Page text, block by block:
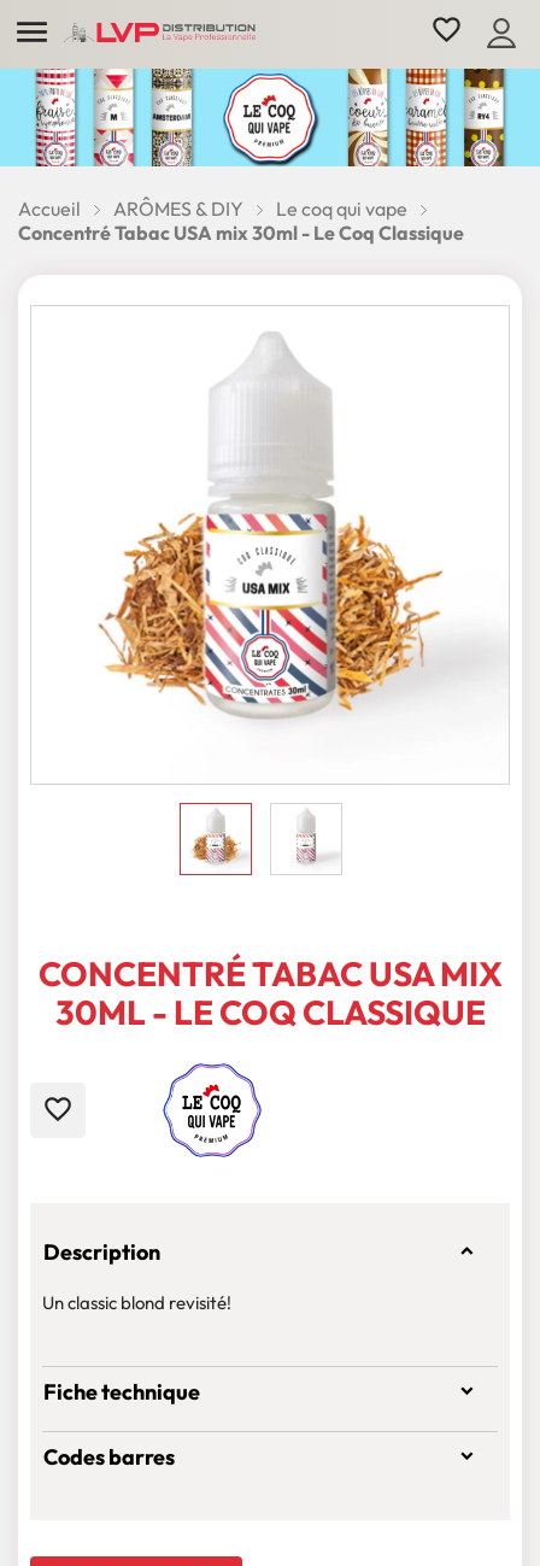
 favorite_border
Accueil ARÔMES & DIY
Le coq qui vape
Concentré Tabac USA mix 30ml - Le Coq Classique
CONCENTRÉ TABAC USA MIX
30ML - LE COQ CLASSIQUE
favorite_border
Description
Un classic blond revisité!
Fiche technique
Codes barres